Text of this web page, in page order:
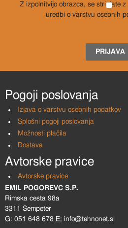
Z izpolnitvijo obrazca, se strinjate z
uredbi o varstvu osebnih
PRIJAVA
Pogoji poslovanja
Izjava o varstvu osebnih podatkov
Splošni pogoji poslovanja
Možnosti plačila
Dostava
Avtorske pravice
Avtorske pravice
EMIL POGOREVC S.P.
Rimska cesta 98a
3311 Šempeter
G: 051 648 678 E: info@tehnonet.si